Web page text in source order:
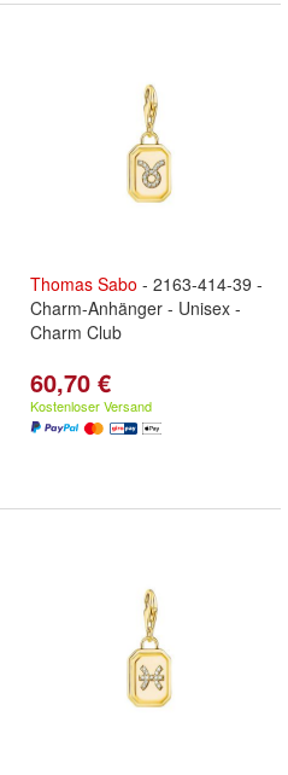
Thomas Sabo - 2163-414-39 -
Charm-Anhänger - Unisex -
Charm Club
60,70 €
Kostenloser Versand